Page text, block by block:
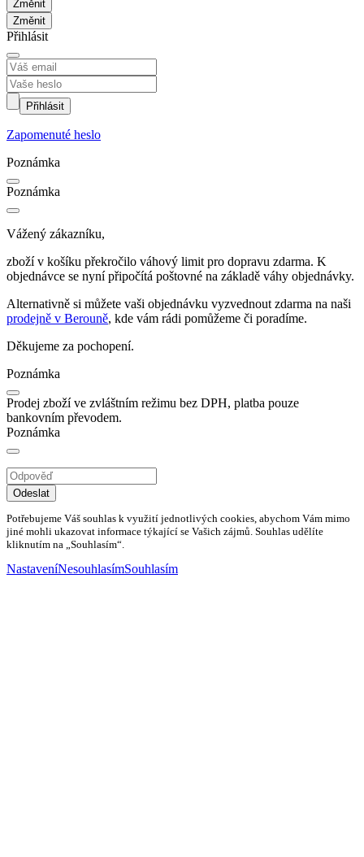
Změnit
Přihlásit
Přihlásit
Zapomenuté heslo
Poznámka
Poznámka
Vážený zákazníku,
zboží v košíku překročilo váhový limit pro dopravu zdarma. K
objednávce se nyní připočítá poštovné na základě váhy objednávky.
Alternativně si můžete vaši objednávku vyzvednout zdarma na naši
prodejně v Berouně, kde vám rádi pomůžeme či poradíme.
Děkujeme za pochopení.
Poznámka
Prodej zboží ve zvláštním režimu bez DPH, platba pouze
bankovním převodem.
Poznámka
Odeslat
Potřebujeme Váš souhlas k využití jednotlivých cookies, abychom Vám mimo
jiné mohli ukazovat informace týkající se Vašich zájmů. Souhlas udělíte
kliknutím na „Souhlasím“.
NastaveníNesouhlasímSouhlasím